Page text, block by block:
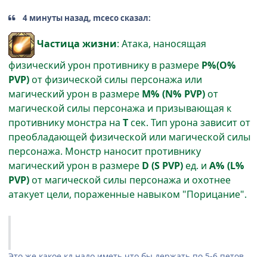
4 минуты назад, mceco сказал:
Частица жизни: Атака, наносящая
физический урон противнику в размере P%(O%
PVP) от физической силы персонажа или
магический урон в размере M% (N% PVP) от
магической силы персонажа и призывающая к
противнику монстра на T сек. Тип урона зависит от
преобладающей физической или магической силы
персонажа. Монстр наносит противнику
магический урон в размере D (S PVP) ед. и A% (L%
PVP) от магической силы персонажа и охотнее
атакует цели, пораженные навыком "Порицание".